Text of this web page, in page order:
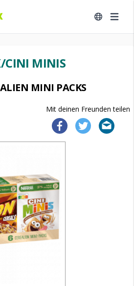
CINI MINIS
MINI PACKS
Mit deinen Freunden teilen